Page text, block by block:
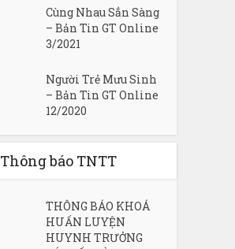
Cùng Nhau Sẳn Sàng
– Bản Tin GT Online
3/2021
Người Trẻ Mưu Sinh
– Bản Tin GT Online
12/2020
Thông báo TNTT
THÔNG BÁO KHOÁ
HUẤN LUYỆN
HUYNH TRƯỞNG